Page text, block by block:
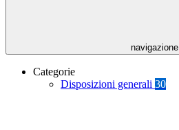
navigazione
Categorie
Disposizioni generali 30